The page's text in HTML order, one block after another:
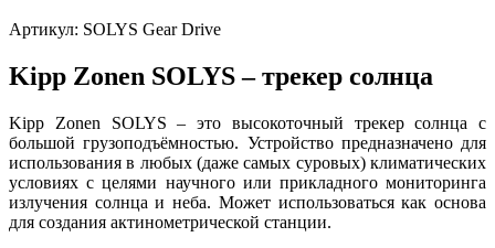
Артикул: SOLYS Gear Drive
Kipp Zonen SOLYS – трекер солнца
Kipp Zonen SOLYS – это высокоточный трекер солнца с
большой грузоподъёмностью. Устройство предназначено для
использования в любых (даже самых суровых) климатических
условиях с целями научного или прикладного мониторинга
излучения солнца и неба. Может использоваться как основа
для создания актинометрической станции.